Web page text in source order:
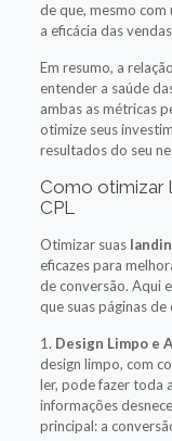
de que, mesmo com
a eficácia das
Em resumo, a
entender a saúde
ambas as métricas
otimize seus
resultados do seu
Como otimizar
CPL
Otimizar suas
eficazes para
de conversão. Aqui
que suas páginas
1. Design Limpo e
design limpo, com
ler, pode fazer toda
informações
principal: a